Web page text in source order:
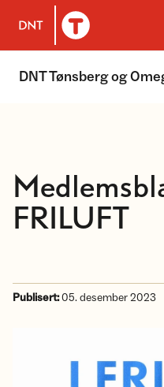
Til DNT.no forside
DNT Tønsberg og
FRILUFT
Publisert:05. desember 2023